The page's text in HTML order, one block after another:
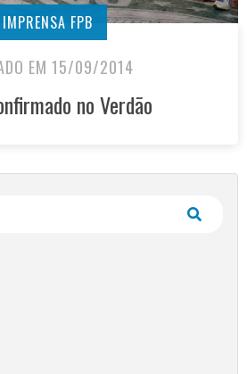
IMPRENSA FPB
EM 15/09/2014
no Verdão